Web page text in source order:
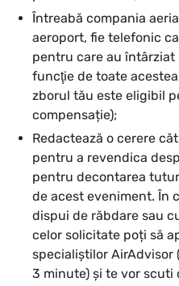
Întreabă compania
aeroport, fie telefonic
pentru care au întârziat
funcţie de toate
zborul tău este eligibil
compensație);
Redactează o cerere
pentru a revendica
pentru decontarea
de acest eveniment. În
dispui de răbdare sau
celor solicitate poți să
specialiștilor AirAdvisor
3 minute) și te vor scuti